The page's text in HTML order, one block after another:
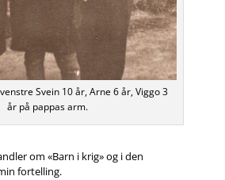
Svein 10 år, Arne 6 år, Viggo 3
år på pappas arm.
om «Barn i krig» og i den
fortelling.